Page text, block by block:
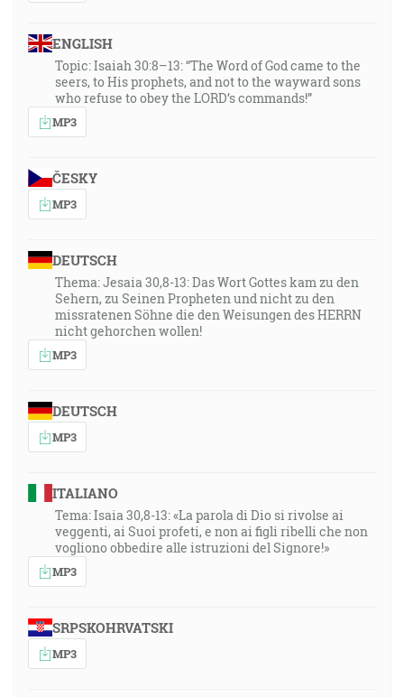
ENGLISH
Topic: Isaiah 30:8–13: “The Word of God came to the
seers, to His prophets, and not to the wayward sons
who refuse to obey the LORD’s commands!”
MP3
ČESKY
MP3
DEUTSCH
Thema: Jesaia 30,8-13: Das Wort Gottes kam zu den
Sehern, zu Seinen Propheten und nicht zu den
missratenen Söhne die den Weisungen des HERRN
nicht gehorchen wollen!
MP3
DEUTSCH
MP3
ITALIANO
Tema: Isaia 30,8-13: «La parola di Dio si rivolse ai
veggenti, ai Suoi profeti, e non ai figli ribelli che non
vogliono obbedire alle istruzioni del Signore!»
MP3
SRPSKOHRVATSKI
MP3